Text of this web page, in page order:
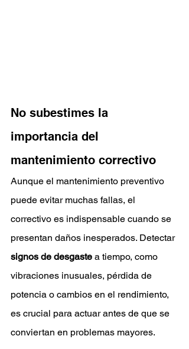
No subestimes la
importancia del
mantenimiento correctivo
Aunque el mantenimiento preventivo
puede evitar muchas fallas, el
correctivo es indispensable cuando se
presentan daños inesperados. Detectar
signos de desgaste a tiempo, como
vibraciones inusuales, pérdida de
potencia o cambios en el rendimiento,
es crucial para actuar antes de que se
conviertan en problemas mayores.